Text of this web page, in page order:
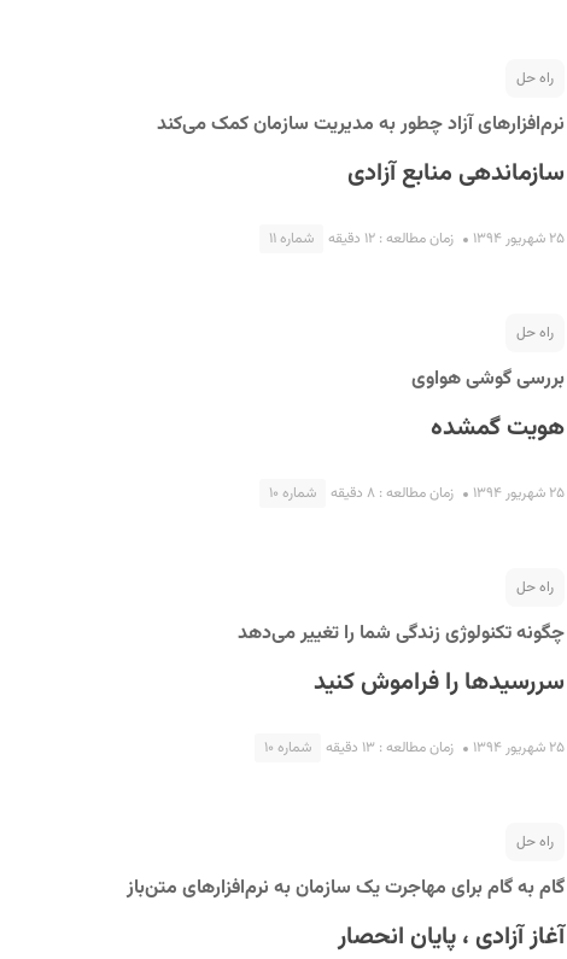
راه حل
نرم‌افزارهای آزاد چطور به مدیریت سازمان کمک می‌کند
سازماندهی منابع آزادی
۲۵ شهریور ۱۳۹۴ زمان مطالعه : ۱۲ دقیقه شماره ۱۱
راه حل
بررسی گوشی هواوی
هویت گمشده
۲۵ شهریور ۱۳۹۴ زمان مطالعه : ۸ دقیقه شماره ۱۰
راه حل
چگونه تکنولوژی زندگی شما را تغییر می‌دهد
سررسیدها را فراموش کنید
۲۵ شهریور ۱۳۹۴ زمان مطالعه : ۱۳ دقیقه شماره ۱۰
راه حل
گام به گام برای مهاجرت یک سازمان به نرم‌افزارهای متن‌باز
آغاز آزادی ، پایان انحصار